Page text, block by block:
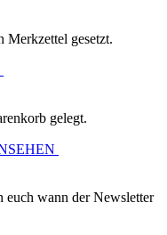
gesetzt.
gelegt.
euch wann der Newsletter